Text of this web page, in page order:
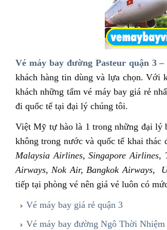
Vé máy bay đường Pasteur quận 3
khách hàng tin dùng và lựa chọn. Với
khách những tấm vé máy bay giá rẻ
đi quốc tế tại đại lý chúng tôi.
Việt Mỹ tự hào là 1 trong những đại lý
không trong nước và quốc tế khai
Malaysia Airlines, Singapore
Airways, Nok Air, Bangkok Airways,
tiếp tại phòng vé nên giá vé luôn có
Vé máy bay giá rẻ quận 3
Vé máy bay đường Ngô Thời